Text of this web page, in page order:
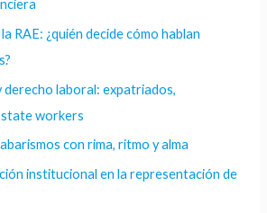
RAE: ¿quién decide cómo hablan
derecho laboral: expatriados,
workers
con rima, ritmo y alma
institucional en la representación de